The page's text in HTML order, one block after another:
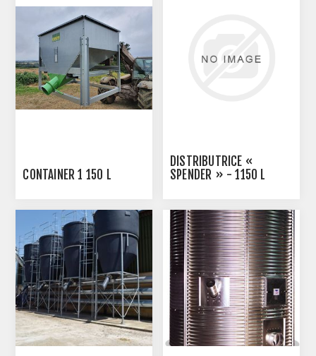
CONTAINER 1 150 L
DISTRIBUTRICE «
SPENDER » - 1150 L